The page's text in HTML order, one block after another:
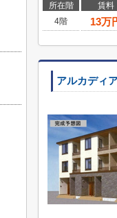
所在階 賃料
4階
13万
アルカディ